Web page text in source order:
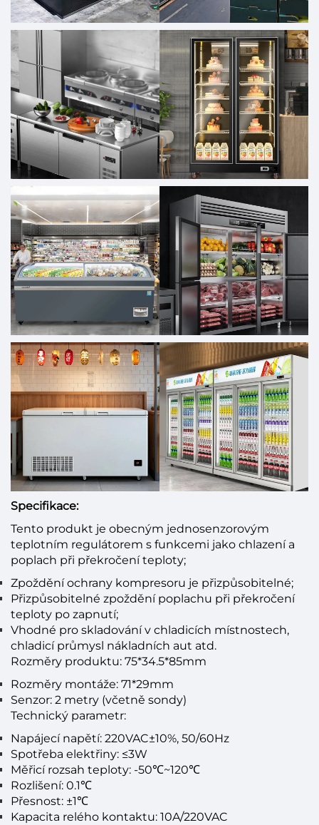
Specifikace:
Tento produkt je obecným jednosenzorovým
teplotním regulátorem s funkcemi jako chlazení a
poplach při překročení teploty;
Zpoždění ochrany kompresoru je přizpůsobitelné;
Přizpůsobitelné zpoždění poplachu při překročení
teploty po zapnutí;
Vhodné pro skladování v chladicích místnostech,
chladicí průmysl nákladních aut atd.
Rozměry produktu: 75*34.5*85mm
Rozměry montáže: 71*29mm
Senzor: 2 metry (včetně sondy)
Technický parametr:
Napájecí napětí: 220VAC±10%, 50/60Hz
Spotřeba elektřiny: ≤3W
Měřicí rozsah teploty: -50℃~120℃
Rozlišení: 0.1℃
Přesnost: ±1℃
Kapacita relého kontaktu: 10A/220VAC